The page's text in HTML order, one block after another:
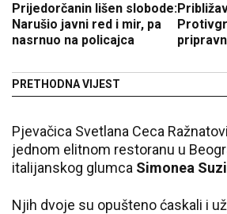
Prijedorčanin lišen slobode:
Narušio javni red i mir, pa
nasrnuo na policajca
PRETHODNA VIJEST
Pjevačica Svetlana Ceca
jednom elitnom restoranu u
italijanskog glumca Simonea
Njih dvoje su opušteno ćaskali i